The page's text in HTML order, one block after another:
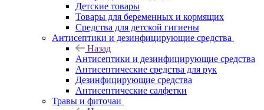
Детские товары
Товары для беременных и кормящих
Средства для детской гигиены
Антисептики и дезинфицирующие средства
Назад
Антисептики и дезинфицирующие средства
Антисептические средства для рук
Дезинфицирующие средства
Антисептические салфетки
Травы и фиточаи